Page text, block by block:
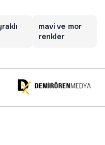
mavi ve mor
renkler